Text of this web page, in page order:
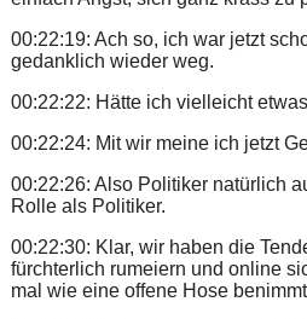
00:22:19: Ach so, ich war jetzt
gedanklich wieder weg.
00:22:22: Hätte ich vielleicht
00:22:24: Mit wir meine ich jetzt
00:22:26: Also Politiker natürlich
Rolle als Politiker.
00:22:30: Klar, wir haben die
fürchterlich rumeiern und online
mal wie eine offene Hose